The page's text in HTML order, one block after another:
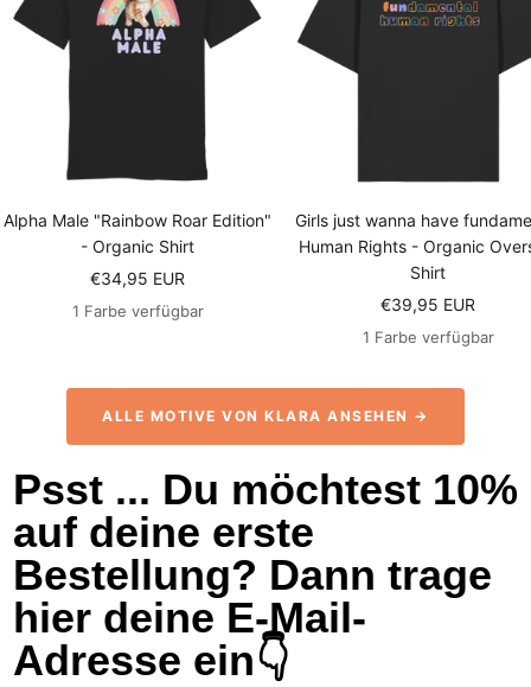
Alpha Male "Rainbow Roar Edition"
- Organic Shirt
Angebotspreis
€34,95 EUR
1 Farbe verfügbar
Girls just wanna have
Human Rights - Organic
Shirt
Angebotspreis
€39,95 EUR
1 Farbe verfügbar
ALLE MOTIVE VON KLARA ANSEHEN →
Psst ... Du möchtest 10%
auf deine erste
Bestellung? Dann trage
hier deine E-Mail-
Adresse ein👇